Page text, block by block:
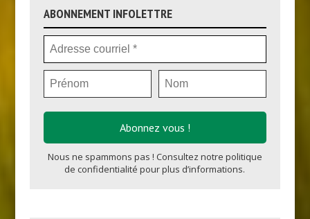
ABONNEMENT INFOLETTRE
Nous ne spammons pas ! Consultez notre politique
de confidentialité pour plus d’informations.